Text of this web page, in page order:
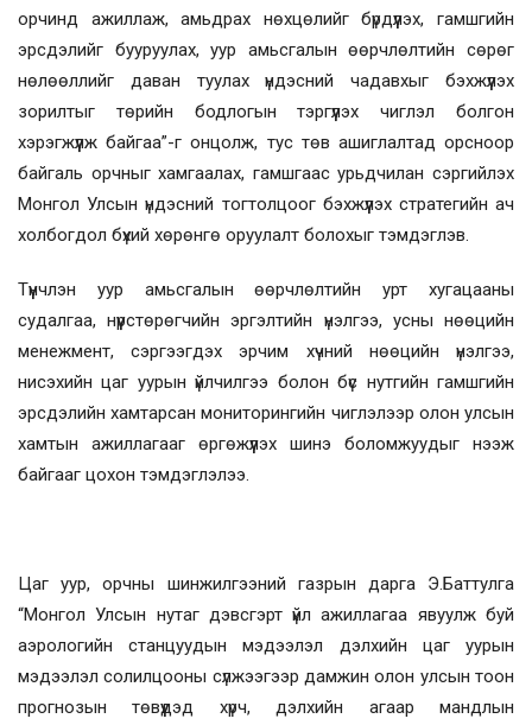
орчинд ажиллаж, амьдрах нөхцөлийг бүрдүүлэх, гамшгийн
эрсдэлийг бууруулах, уур амьсгалын өөрчлөлтийн сөрөг
нөлөөллийг даван туулах үндэсний чадавхыг бэхжүүлэх
зорилтыг төрийн бодлогын тэргүүлэх чиглэл болгон
хэрэгжүүлж байгаа”-г онцолж, тус төв ашиглалтад орсноор
байгаль орчныг хамгаалах, гамшгаас урьдчилан сэргийлэх
Монгол Улсын үндэсний тогтолцоог бэхжүүлэх стратегийн ач
холбогдол бүхий хөрөнгө оруулалт болохыг тэмдэглэв.
Түүнчлэн уур амьсгалын өөрчлөлтийн урт хугацааны
судалгаа, нүүрстөрөгчийн эргэлтийн үнэлгээ, усны нөөцийн
менежмент, сэргээгдэх эрчим хүчний нөөцийн үнэлгээ,
нисэхийн цаг уурын үйлчилгээ болон бүс нутгийн гамшгийн
эрсдэлийн хамтарсан мониторингийн чиглэлээр олон улсын
хамтын ажиллагааг өргөжүүлэх шинэ боломжуудыг нээж
байгааг цохон тэмдэглэлээ.
Цаг уур, орчны шинжилгээний газрын дарга Э.Баттулга
“Монгол Улсын нутаг дэвсгэрт үйл ажиллагаа явуулж буй
аэрологийн станцуудын мэдээлэл дэлхийн цаг уурын
мэдээлэл солилцооны сүлжээгээр дамжин олон улсын тоон
прогнозын төвүүдэд хүрч, дэлхийн агаар мандлын